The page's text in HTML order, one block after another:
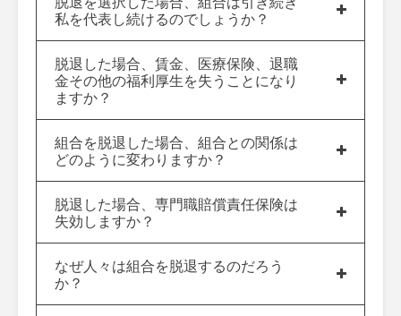
私を代表し続けるのでしょうか？
脱退した場合、賃金、医療保険、退職
金その他の福利厚生を失うことになり
ますか？
組合を脱退した場合、組合との関係は
どのように変わりますか？
脱退した場合、専門職賠償責任保険は
失効しますか？
なぜ人々は組合を脱退するのだろう
か？